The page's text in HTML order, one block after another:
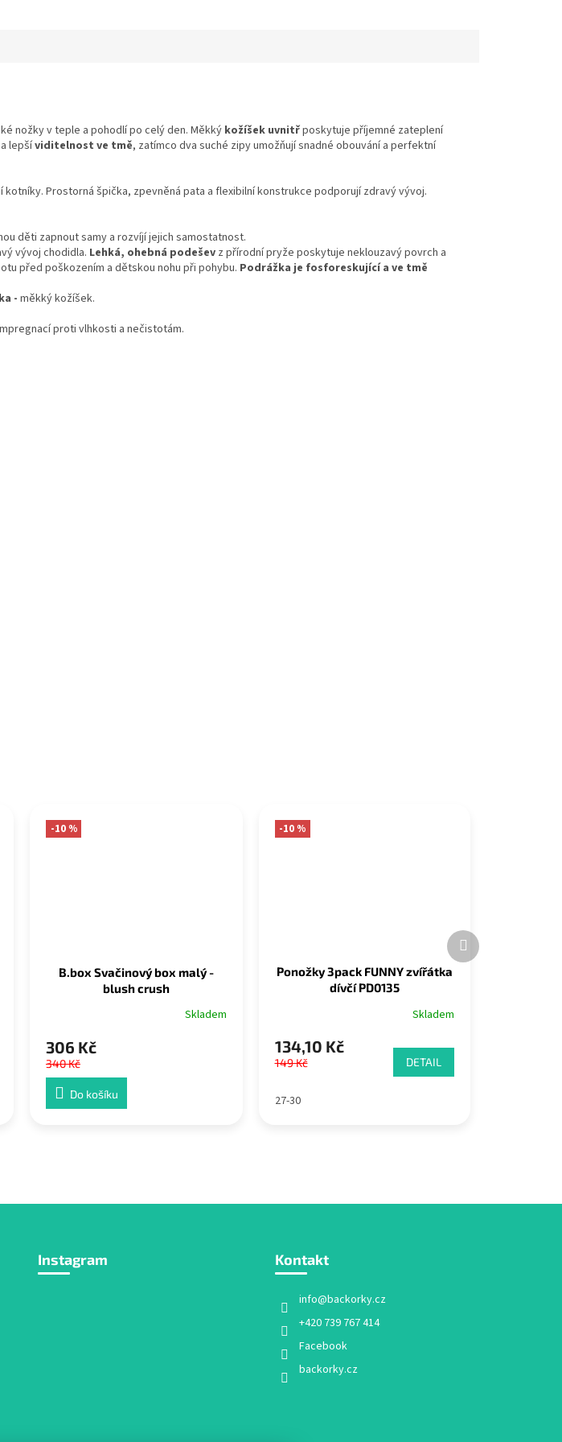
-10 %
B.box Svačinový box malý -
blush crush
Skladem
306 Kč
340 Kč
Do košíku
-10 %
Ponožky 3pack FUNNY zvířátka
dívčí PD0135
Skladem
134,10 Kč
149 Kč DETAIL
27-30
Další
produkt
nožky v teple a pohodlí po celý den. Měkký kožíšek uvnitřposkytuje příjemné zateplení
lepšíviditelnost ve tmě, zatímco dva suché zipy umožňují snadné obouvání a perfektní
kotníky. Prostorná špička, zpevněná pata a flexibilní konstrukce podporují zdravý vývoj.
děti zapnout samy a rozvíjí jejich samostatnost.
vývoj chodidla. Lehká, ohebná podešev z přírodní pryže poskytuje neklouzavý povrch a
před poškozením a dětskou nohu při pohybu. Podrážka je fosforeskující a ve tmě
- měkký kožíšek.
proti vlhkosti a nečistotám.
Instagram Kontakt
info@backorky.cz
+420 739 767 414
Facebook
backorky.cz